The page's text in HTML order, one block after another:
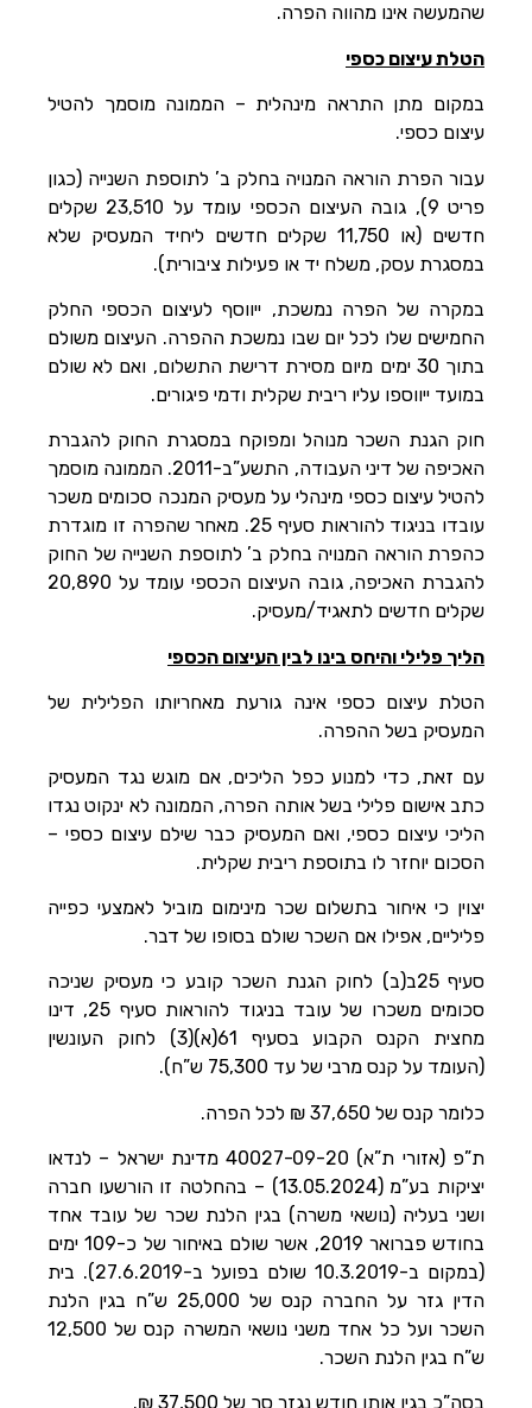
שהמעשה אינו מהווה הפרה.
הטלת עיצום כספי
במקום מתן התראה מינהלית – הממונה מוסמך להטיל
עיצום כספי.
עבור הפרת הוראה המנויה בחלק ב’ לתוספת השנייה (כגון
פריט 9), גובה העיצום הכספי עומד על 23,510 שקלים
חדשים (או 11,750 שקלים חדשים ליחיד המעסיק שלא
במסגרת עסק, משלח יד או פעילות ציבורית).
במקרה של הפרה נמשכת, ייווסף לעיצום הכספי החלק
החמישים שלו לכל יום שבו נמשכת ההפרה. העיצום משולם
בתוך 30 ימים מיום מסירת דרישת התשלום, ואם לא שולם
במועד ייווספו עליו ריבית שקלית ודמי פיגורים.
חוק הגנת השכר מנוהל ומפוקח במסגרת החוק להגברת
האכיפה של דיני העבודה, התשע”ב-2011. הממונה מוסמך
להטיל עיצום כספי מינהלי על מעסיק המנכה סכומים משכר
עובדו בניגוד להוראות סעיף 25. מאחר שהפרה זו מוגדרת
כהפרת הוראה המנויה בחלק ב’ לתוספת השנייה של החוק
להגברת האכיפה, גובה העיצום הכספי עומד על 20,890
שקלים חדשים לתאגיד/מעסיק.
הליך פלילי והיחס בינו לבין העיצום הכספי
הטלת עיצום כספי אינה גורעת מאחריותו הפלילית של
המעסיק בשל ההפרה.
עם זאת, כדי למנוע כפל הליכים, אם מוגש נגד המעסיק
כתב אישום פלילי בשל אותה הפרה, הממונה לא ינקוט נגדו
הליכי עיצום כספי, ואם המעסיק כבר שילם עיצום כספי –
הסכום יוחזר לו בתוספת ריבית שקלית.
יצוין כי איחור בתשלום שכר מינימום מוביל לאמצעי כפייה
פליליים, אפילו אם השכר שולם בסופו של דבר.
סעיף 25ב(ב) לחוק הגנת השכר קובע כי מעסיק שניכה
סכומים משכרו של עובד בניגוד להוראות סעיף 25, דינו
מחצית הקנס הקבוע בסעיף 61(א)(3) לחוק העונשין
(העומד על קנס מרבי של עד 75,300 ש”ח).
כלומר קנס של 37,650 ₪ לכל הפרה.
ת”פ (אזורי ת”א) 40027-09-20 מדינת ישראל – לנדאו
יציקות בע”מ (13.05.2024) – בהחלטה זו הורשעו חברה
ושני בעליה (נושאי משרה) בגין הלנת שכר של עובד אחד
בחודש פברואר 2019, אשר שולם באיחור של כ-109 ימים
(במקום ב-10.3.2019 שולם בפועל ב-27.6.2019). בית
הדין גזר על החברה קנס של 25,000 ש”ח בגין הלנת
השכר ועל כל אחד משני נושאי המשרה קנס של 12,500
ש”ח בגין הלנת השכר.
בסה”כ בגין אותו חודש נגזר סך של 37,500 ₪.